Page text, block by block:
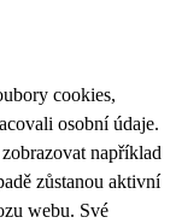
cookies,
osobní údaje.
například
zůstanou aktivní
webu. Své